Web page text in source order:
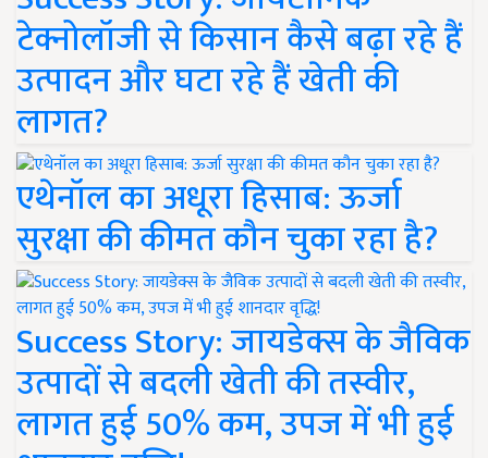
टेक्नोलॉजी से किसान कैसे बढ़ा रहे हैं
उत्पादन और घटा रहे हैं खेती की
लागत?
एथेनॉल का अधूरा हिसाब: ऊर्जा
सुरक्षा की कीमत कौन चुका रहा है?
Success Story: जायडेक्स के जैविक
उत्पादों से बदली खेती की तस्वीर,
लागत हुई 50% कम, उपज में भी हुई